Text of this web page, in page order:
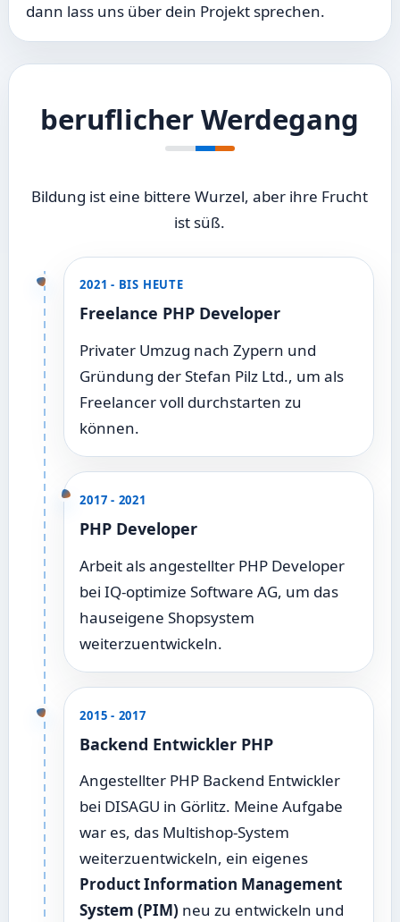
dann lass uns über dein Projekt sprechen.
beruflicher Werdegang
Bildung ist eine bittere Wurzel, aber ihre Frucht
ist süß.
2021 - BIS HEUTE
Freelance PHP Developer
Privater Umzug nach Zypern und
Gründung der Stefan Pilz Ltd., um als
Freelancer voll durchstarten zu
können.
2017 - 2021
PHP Developer
Arbeit als angestellter PHP Developer
bei IQ-optimize Software AG, um das
hauseigene Shopsystem
weiterzuentwickeln.
2015 - 2017
Backend Entwickler PHP
Angestellter PHP Backend Entwickler
bei DISAGU in Görlitz. Meine Aufgabe
war es, das Multishop-System
weiterzuentwickeln, ein eigenes
Product Information Management
System (PIM) neu zu entwickeln und